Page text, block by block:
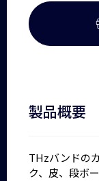
製品概要
THzバンドの
ク、皮、段ボ